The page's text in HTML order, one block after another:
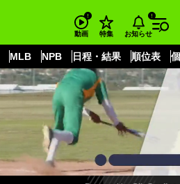
動画 特集 お知らせ
MLB NPB 日程・結果 順位表
もっと見る